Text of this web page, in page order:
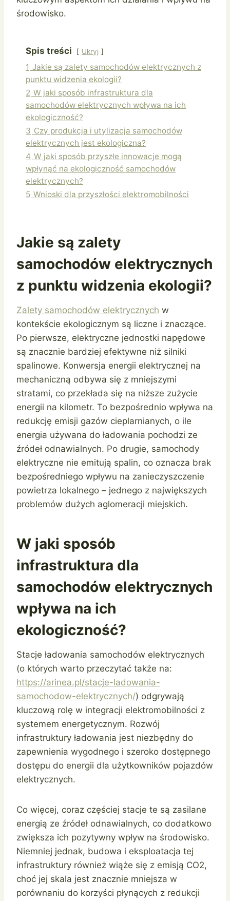
środowisko.
Spis treści Ukryj
1 Jakie są zalety samochodów elektrycznych z
punktu widzenia ekologii?
2 W jaki sposób infrastruktura dla
samochodów elektrycznych wpływa na ich
ekologiczność?
3 Czy produkcja i utylizacja samochodów
elektrycznych jest ekologiczna?
4 W jaki sposób przyszłe innowacje mogą
wpłynąć na ekologiczność samochodów
elektrycznych?
5 Wnioski dla przyszłości elektromobilności
Jakie są zalety
samochodów elektrycznych
z punktu widzenia ekologii?
Zalety samochodów elektrycznych w
kontekście ekologicznym są liczne i znaczące.
Po pierwsze, elektryczne jednostki napędowe
są znacznie bardziej efektywne niż silniki
spalinowe. Konwersja energii elektrycznej na
mechaniczną odbywa się z mniejszymi
stratami, co przekłada się na niższe zużycie
energii na kilometr. To bezpośrednio wpływa na
redukcję emisji gazów cieplarnianych, o ile
energia używana do ładowania pochodzi ze
źródeł odnawialnych. Po drugie, samochody
elektryczne nie emitują spalin, co oznacza brak
bezpośredniego wpływu na zanieczyszczenie
powietrza lokalnego – jednego z największych
problemów dużych aglomeracji miejskich.
W jaki sposób
infrastruktura dla
samochodów elektrycznych
wpływa na ich
ekologiczność?
Stacje ładowania samochodów elektrycznych
(o których warto przeczytać także na:
https://arinea.pl/stacje-ladowania-
samochodow-elektrycznych/) odgrywają
kluczową rolę w integracji elektromobilności z
systemem energetycznym. Rozwój
infrastruktury ładowania jest niezbędny do
zapewnienia wygodnego i szeroko dostępnego
dostępu do energii dla użytkowników pojazdów
elektrycznych.
Co więcej, coraz częściej stacje te są zasilane
energią ze źródeł odnawialnych, co dodatkowo
zwiększa ich pozytywny wpływ na środowisko.
Niemniej jednak, budowa i eksploatacja tej
infrastruktury również wiąże się z emisją CO2,
choć jej skala jest znacznie mniejsza w
porównaniu do korzyści płynących z redukcji